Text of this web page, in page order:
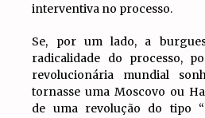
interventiva no processo.
Se, por um lado, a
radicalidade do processo,
revolucionária mundial
tornasse uma Moscovo ou
de uma revolução do tipo